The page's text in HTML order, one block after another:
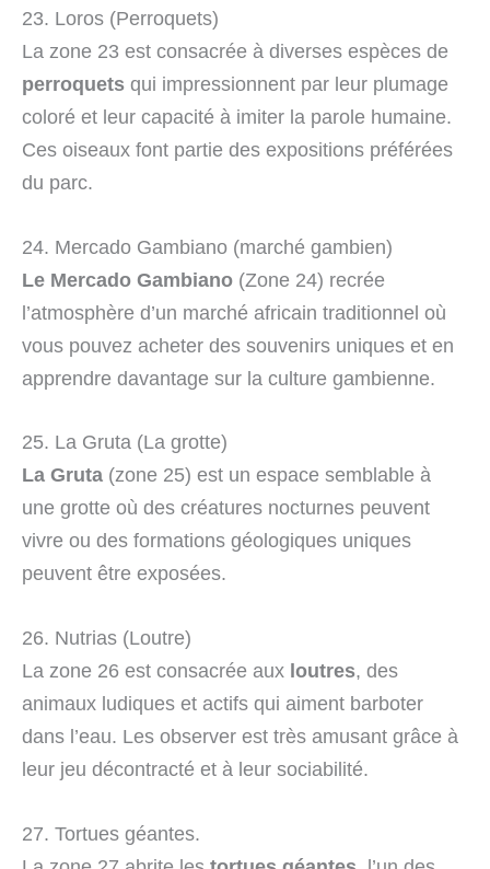
23. Loros (Perroquets)
La zone 23 est consacrée à diverses espèces de
perroquets qui impressionnent par leur plumage
coloré et leur capacité à imiter la parole humaine.
Ces oiseaux font partie des expositions préférées
du parc.
24. Mercado Gambiano (marché gambien)
Le Mercado Gambiano (Zone 24) recrée
l’atmosphère d’un marché africain traditionnel où
vous pouvez acheter des souvenirs uniques et en
apprendre davantage sur la culture gambienne.
25. La Gruta (La grotte)
La Gruta (zone 25) est un espace semblable à
une grotte où des créatures nocturnes peuvent
vivre ou des formations géologiques uniques
peuvent être exposées.
26. Nutrias (Loutre)
La zone 26 est consacrée aux loutres, des
animaux ludiques et actifs qui aiment barboter
dans l’eau. Les observer est très amusant grâce à
leur jeu décontracté et à leur sociabilité.
27. Tortues géantes.